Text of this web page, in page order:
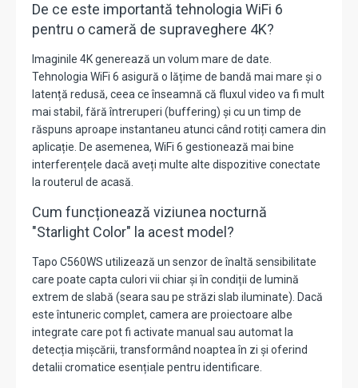
De ce este importantă tehnologia WiFi 6
pentru o cameră de supraveghere 4K?
Imaginile 4K generează un volum mare de date.
TehnologiaWiFi 6 asigură o lățime de bandă mai mare și o
latență redusă, ceea ce înseamnă că fluxul video va fi mult
mai stabil, fără întreruperi (buffering) și cu un timp de
răspuns aproape instantaneu atunci când rotiți camera din
aplicație. De asemenea, WiFi 6 gestionează mai bine
interferențele dacă aveți multe alte dispozitive conectate
la routerul de acasă.
Cum funcționează viziunea nocturnă
"Starlight Color" la acest model?
Tapo C560WS utilizează un senzor de înaltă sensibilitate
care poate capta culori vii chiar și în condiții de lumină
extrem de slabă (seara sau pe străzi slab iluminate). Dacă
este întuneric complet, camera are proiectoare albe
integrate care pot fi activate manual sau automat la
detecția mișcării, transformând noaptea în zi și oferind
detalii cromatice esențiale pentru identificare.